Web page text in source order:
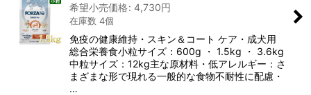
希望小売価格: 4,730円
在庫数 4個
免疫の健康維持・スキン＆コート ケア・成犬用
総合栄養食小粒サイズ：600g ・ 1.5kg ・ 3.6kg
中粒サイズ：12kg主な原材料・低アレルギー：さ
まざまな形で現れる一般的な食物不耐性に配慮・
…